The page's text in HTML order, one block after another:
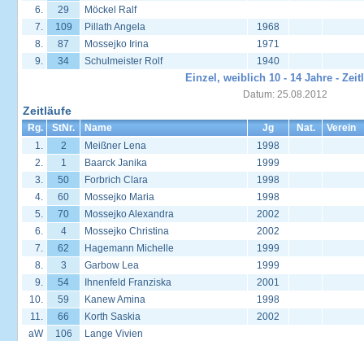
6.
29
Möckel Ralf
7.
109 Pillath Angela
1968
8.
87 Mossejko Irina
1971
9.
34 Schulmeister Rolf 1940
Einzel, weiblich 10 - 14 Jahre -
Datum: 25.08.2012
Zeitläufe
Rg. StNr. Name Jg Nat.
Verein
1.
2 Meißner Lena
1998
2.
1 Baarck Janika
1999
3.
50 Forbrich Clara
1998
4.
60 Mossejko Maria
1998
5.
70 Mossejko Alexandra
2002
6.
4 Mossejko Christina
2002
7.
62 Hagemann Michelle
1999
8.
3 Garbow Lea
1999
9.
54 Ihnenfeld Franziska
2001
10.
59 Kanew Amina
1998
11.
66 Korth Saskia
2002
aW
106 Lange Vivien